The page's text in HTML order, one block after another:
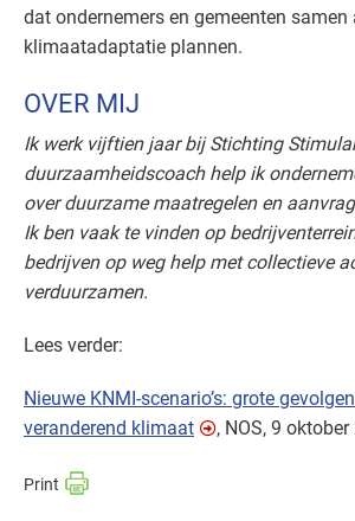
dat ondernemers en gemeenten samen
klimaatadaptatie plannen.
OVER MIJ
Ik werk vijftien jaar bij Stichting
duurzaamheidscoach help ik
over duurzame maatregelen en
Ik ben vaak te vinden op
bedrijven op weg help met collectieve
verduurzamen.
Lees verder:
Nieuwe KNMI-scenario’s: grote
veranderend klimaat
, NOS, 9